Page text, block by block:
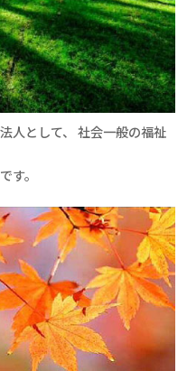
人として、 社会一般の福祉
す。